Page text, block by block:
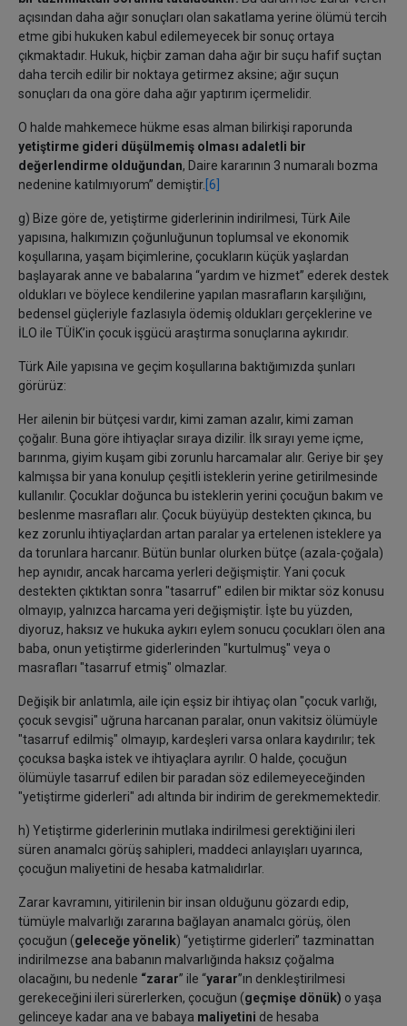
açısından daha ağır sonuçları olan sakatlama yerine ölümü tercih
etme gibi hukuken kabul edilemeyecek bir sonuç ortaya
çıkmaktadır. Hukuk, hiçbir zaman daha ağır bir suçu hafif suçtan
daha tercih edilir bir noktaya getirmez aksine; ağır suçun
sonuçları da ona göre daha ağır yaptırım içermelidir.
O halde mahkemece hükme esas alman bilirkişi raporunda
yetiştirme gideri düşülmemiş olması adaletli bir
değerlendirme olduğundan, Daire kararının 3 numaralı bozma
nedenine katılmıyorum” demiştir. [6]
g) Bize göre de, yetiştirme giderlerinin indirilmesi, Türk Aile
yapısına, halkımızın çoğunluğunun toplumsal ve ekonomik
koşullarına, yaşam biçimlerine, çocukların küçük yaşlardan
başlayarak anne ve babalarına “yardım ve hizmet” ederek destek
oldukları ve böylece kendilerine yapılan masrafların karşılığını,
bedensel güçleriyle fazlasıyla ödemiş oldukları gerçeklerine ve
İLO ile TÜİK’in çocuk işgücü araştırma sonuçlarına aykırıdır.
Türk Aile yapısına ve geçim koşullarına baktığımızda şunları
görürüz:
Her ailenin bir bütçesi vardır, kimi zaman azalır, kimi zaman
çoğalır. Buna göre ihtiyaçlar sıraya dizilir. İlk sırayı yeme içme,
barınma, giyim kuşam gibi zorunlu harcamalar alır. Geriye bir şey
kalmışsa bir yana konulup çeşitli isteklerin yerine getirilmesinde
kullanılır. Çocuklar doğunca bu isteklerin yerini çocuğun bakım ve
beslenme masrafları alır. Çocuk büyüyüp destekten çıkınca, bu
kez zorunlu ihtiyaçlardan artan paralar ya ertelenen isteklere ya
da torunlara harcanır. Bütün bunlar olurken bütçe (azala-çoğala)
hep aynıdır, ancak harcama yerleri değişmiştir. Yani çocuk
destekten çıktıktan sonra "tasarruf" edilen bir miktar söz konusu
olmayıp, yalnızca harcama yeri değişmiştir. İşte bu yüzden,
diyoruz, haksız ve hukuka aykırı eylem sonucu çocukları ölen ana
baba, onun yetiştirme giderlerinden "kurtulmuş" veya o
masrafları "tasarruf etmiş" olmazlar.
Değişik bir anlatımla, aile için eşsiz bir ihtiyaç olan "çocuk varlığı,
çocuk sevgisi" uğruna harcanan paralar, onun vakitsiz ölümüyle
"tasarruf edilmiş" olmayıp, kardeşleri varsa onlara kaydırılır; tek
çocuksa başka istek ve ihtiyaçlara ayrılır. O halde, çocuğun
ölümüyle tasarruf edilen bir paradan söz edilemeyeceğinden
"yetiştirme giderleri" adı altında bir indirim de gerekmemektedir.
h) Yetiştirme giderlerinin mutlaka indirilmesi gerektiğini ileri
süren anamalcı görüş sahipleri, maddeci anlayışları uyarınca,
çocuğun maliyetini de hesaba katmalıdırlar.
Zarar kavramını, yitirilenin bir insan olduğunu gözardı edip,
tümüyle malvarlığı zararına bağlayan anamalcı görüş, ölen
çocuğun (geleceğe yönelik) “yetiştirme giderleri” tazminattan
indirilmezse ana babanın malvarlığında haksız çoğalma
olacağını, bu nedenle “zarar” ile “yarar”ın denkleştirilmesi
gerekeceğini ileri sürerlerken, çocuğun (geçmişe dönük) o yaşa
gelinceye kadar ana ve babaya maliyetini de hesaba